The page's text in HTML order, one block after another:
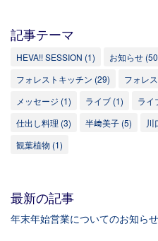
記事テーマ
HEVA!! SESSION (1) お知らせ
フォレストキッチン (29) フォレ
メッセージ (1) ライブ (1) ライ
仕出し料理 (3) 半﨑美子 (5) 川
観葉植物 (1)
最新の記事
年末年始営業についてのお知らせ